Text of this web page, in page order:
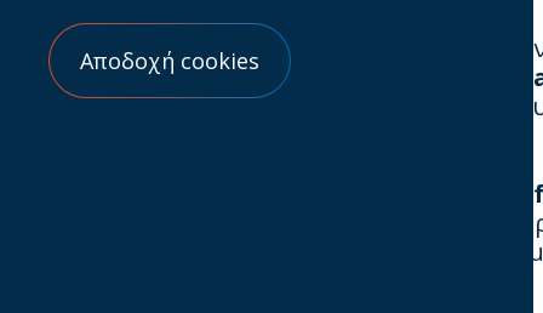
Εκπαιδευτικά Σεμινάρια & Workshops
Διοργανώνουμε
interactive σεμινάρια
πρόγραμμα"Interactive Marketing
απευθείας στα χέρια των επαγγελματιών
Interactive Marketing
που
tailor-made εκδηλώσεις για τους
Αποδοχή cookies